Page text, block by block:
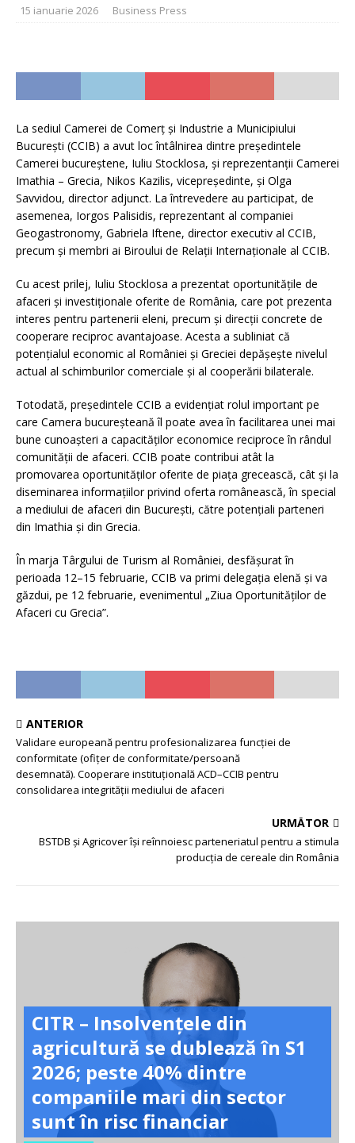
15 ianuarie 2026 Business Press
La sediul Camerei de Comerț și Industrie a Municipiului
București (CCIB) a avut loc întâlnirea dintre președintele
Camerei bucureștene, Iuliu Stocklosa, și reprezentanții Camerei
Imathia – Grecia, Nikos Kazilis, vicepreședinte, și Olga
Savvidou, director adjunct. La întrevedere au participat, de
asemenea, Iorgos Palisidis, reprezentant al companiei
Geogastronomy, Gabriela Iftene, director executiv al CCIB,
precum și membri ai Biroului de Relații Internaționale al CCIB.
Cu acest prilej, Iuliu Stocklosa a prezentat oportunitățile de
afaceri și investiționale oferite de România, care pot prezenta
interes pentru partenerii eleni, precum și direcții concrete de
cooperare reciproc avantajoase. Acesta a subliniat că
potențialul economic al României și Greciei depășește nivelul
actual al schimburilor comerciale și al cooperării bilaterale.
Totodată, președintele CCIB a evidențiat rolul important pe
care Camera bucureșteană îl poate avea în facilitarea unei mai
bune cunoașteri a capacităților economice reciproce în rândul
comunității de afaceri. CCIB poate contribui atât la
promovarea oportunităților oferite de piața grecească, cât și la
diseminarea informațiilor privind oferta românească, în special
a mediului de afaceri din București, către potențiali parteneri
din Imathia și din Grecia.
În marja Târgului de Turism al României, desfășurat în
perioada 12–15 februarie, CCIB va primi delegația elenă și va
găzdui, pe 12 februarie, evenimentul „Ziua Oportunităților de
Afaceri cu Grecia”.
ANTERIOR
Validare europeană pentru profesionalizarea funcției de
conformitate (ofițer de conformitate/persoană
desemnată). Cooperare instituțională ACD–CCIB pentru
consolidarea integrității mediului de afaceri
URMĂTOR
BSTDB și Agricover își reînnoiesc parteneriatul pentru a stimula
producția de cereale din România
CITR – Insolvențele din
agricultură se dublează în S1
2026; peste 40% dintre
companiile mari din sector
sunt în risc financiar